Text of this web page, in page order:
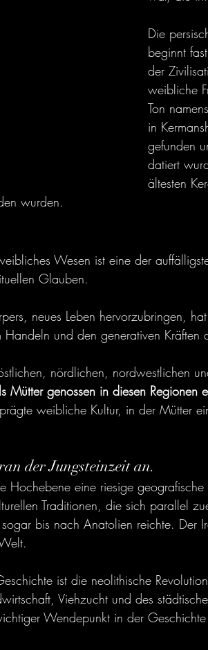
Die
beginnt
der
weibliche
Ton
in
gefunden
datiert
ältesten
wurden.
Wesen ist eine der
Glauben.
neues Leben hervorzubringen,
und den generativen Kräften
nördlichen, nordwestlichen
Mütter genossen in diesen Regionen
weibliche Kultur, in der Mütter
der Jungsteinzeit an.
Hochebene eine riesige geografische
Traditionen, die sich parallel
bis nach Anatolien reichte. Der
ist die neolithische
Viehzucht und des
Wendepunkt in der